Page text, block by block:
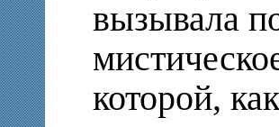
вызывала
которой,